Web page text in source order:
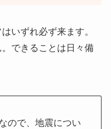
いずれ必ず来ます。
できることは日々備
ので、地震につい